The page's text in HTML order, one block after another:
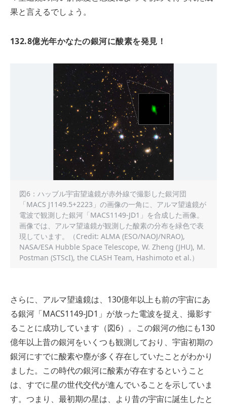
果と言えるでしょう。
132.8億光年かなたの銀河に酸素を発見！
図6：ハッブル宇宙望遠鏡が赤外線で撮影した銀河団
「MACS J1149.5+2223」の画像の一角に、アルマ望遠鏡が
電波で観測した銀河「MACS1149-JD1」を合成した画像。
画像では、アルマ望遠鏡が観測した酸素の分布を緑色で表
現しています。（Credit: ALMA (ESO/NAOJ/NRAO),
NASA/ESA Hubble Space Telescope, W. Zheng (JHU), M.
Postman (STScI), the CLASH Team, Hashimoto et al.）
さらに、アルマ望遠鏡は、130億年以上も前の宇宙にあ
る銀河「MACS1149-JD1」が放った電波を捉え、撮影す
ることに成功しています（図6）。この銀河の他にも130
億年以上昔の銀河をいくつも観測しており、宇宙初期の
銀河にすでに酸素や塵が多く存在していたことがわかり
ました。この時代の銀河に酸素が存在するということ
は、すでに星の世代交代が進んでいることを示していま
す。つまり、最初期の星は、より昔の宇宙に誕生したと